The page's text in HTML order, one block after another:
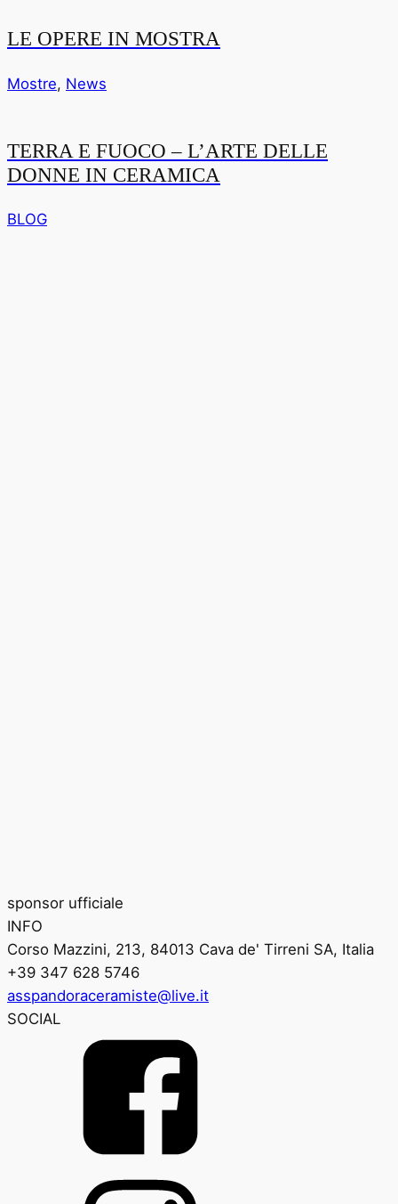
LE OPERE IN MOSTRA
Mostre, News
TERRA E FUOCO – L’ARTE DELLE
DONNE IN CERAMICA
BLOG
sponsor ufficiale
INFO
Corso Mazzini, 213, 84013 Cava de' Tirreni SA, Italia
+39 347 628 5746
asspandoraceramiste@live.it
SOCIAL